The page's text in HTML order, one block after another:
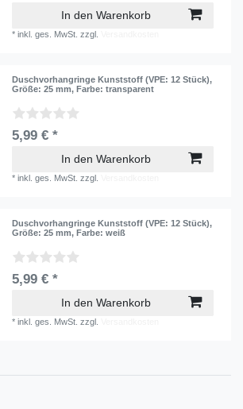
In den Warenkorb
*inkl. ges. MwSt. zzgl.
Duschvorhangringe Kunststoff (VPE: 12 Stück),
Größe: 25 mm, Farbe: transparent
5,99 € *
In den Warenkorb
*inkl. ges. MwSt. zzgl.
Duschvorhangringe Kunststoff (VPE: 12 Stück),
Größe: 25 mm, Farbe: weiß
5,99 € *
In den Warenkorb
*inkl. ges. MwSt. zzgl.